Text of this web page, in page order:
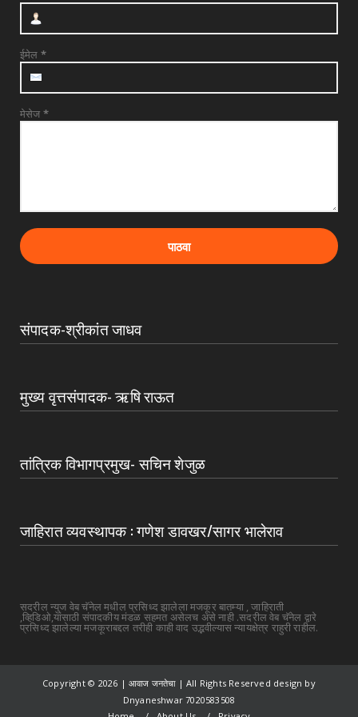
देवळाली प्रवरात उद्या बुधवारी श्री समर्थ बाबुराव
पाटील महारा...
ईमेल *
मेसेज *
संपादक-श्रीकांत जाधव
मुख्य वृत्तसंपादक- ऋषि राऊत
तांत्रिक विभागप्रमुख- सचिन शेजुळ
जाहिरात व्यवस्थापक : गणेश डावखर/सागर भालेराव
सदरील न्युज वेब चॅनेल मधील प्रसिध्द झालेला मजकूर बातम्या , जाहिराती
,व्हिडिओ,यांसाठी संपादकीय मंडळ सहमत असेलच असे नाही .सदरील वेब चॅनेल द्वारे
प्रसिध्द झालेल्या मजकूराबद्दल तरीही काही वाद उद्भवील्यास न्यायक्षेत्र राहुरी राहील.
Copyright © 2026 | आवाज जनतेचा | All Rights Reserved design by
Dnyaneshwar 7020583508